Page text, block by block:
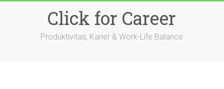
Click for Career
Produktivitas, Karier & Work-Life Balance